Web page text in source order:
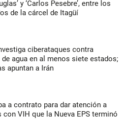
y ‘Carlos Pesebre’, entre los
de la cárcel de Itagüí
ciberataques contra
agua en al menos siete estados;
apuntan a Irán
a contrato para dar atención a
con VIH que la Nueva EPS terminó